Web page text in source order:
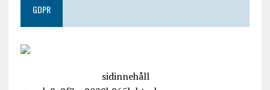
GDPR
sidinnehåll